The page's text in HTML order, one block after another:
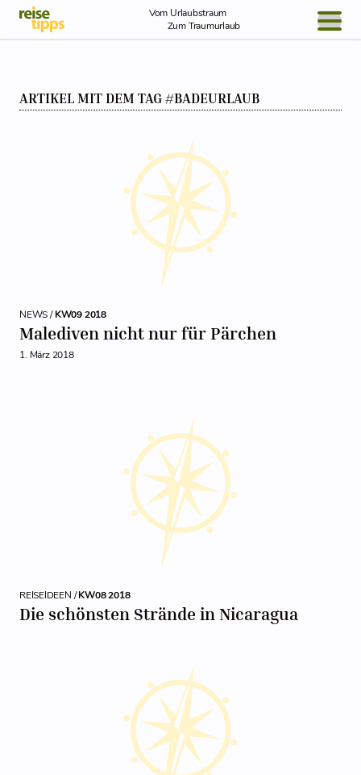
Skip to Content
Vom Urlaubstraum
Zum Traumurlaub
NEWS
ARTIKEL MIT DEM TAG #BADEURLAUB
NEWS /KW09 2018
Malediven nicht nur für Pärchen
1. März 2018
REISEIDEEN /KW08 2018
Die schönsten Strände in Nicaragua